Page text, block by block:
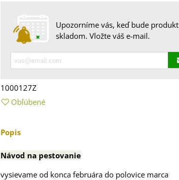
Upozorníme vás, keď bude produkt
skladom. Vložte váš e-mail.
1000127Z
Obľúbené
Popis
Návod na pestovanie
vysievame od konca februára do polovice marca